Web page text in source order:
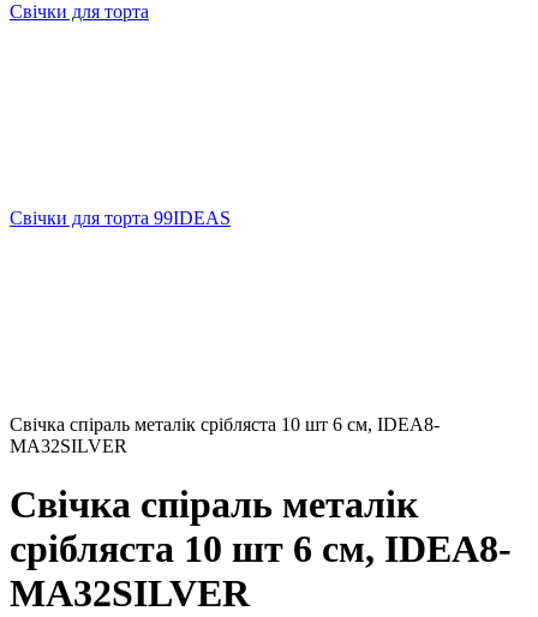
Свічки для торта
Свічки для торта 99IDEAS
Свічка спіраль металік срібляста 10 шт 6 см, IDEA8-
MA32SILVER
Свічка спіраль металік
срібляста 10 шт 6 см, IDEA8-
MA32SILVER